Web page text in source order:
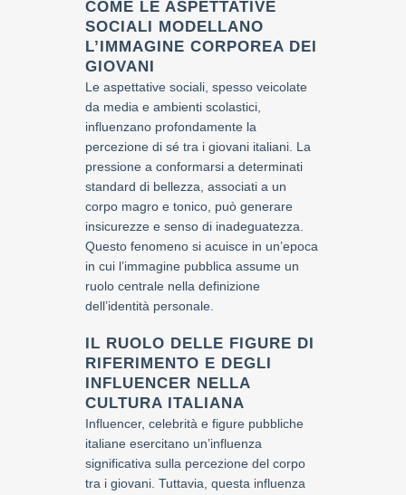
COME LE ASPETTATIVE
SOCIALI MODELLANO
L’IMMAGINE CORPOREA DEI
GIOVANI
Le aspettative sociali, spesso veicolate
da media e ambienti scolastici,
influenzano profondamente la
percezione di sé tra i giovani italiani. La
pressione a conformarsi a determinati
standard di bellezza, associati a un
corpo magro e tonico, può generare
insicurezze e senso di inadeguatezza.
Questo fenomeno si acuisce in un’epoca
in cui l’immagine pubblica assume un
ruolo centrale nella definizione
dell’identità personale.
IL RUOLO DELLE FIGURE DI
RIFERIMENTO E DEGLI
INFLUENCER NELLA
CULTURA ITALIANA
Influencer, celebrità e figure pubbliche
italiane esercitano un’influenza
significativa sulla percezione del corpo
tra i giovani. Tuttavia, questa influenza